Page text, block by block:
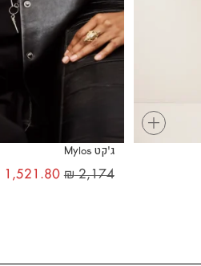
+
ג'קט Mylos
₪2,174
1,521.80